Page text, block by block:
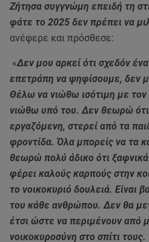
Ζήτησα συγγνώμη επειδή τη
φάτε το 2025 δεν πρέπει να
ανέφερε και πρόσθεσε:
«Δεν μου αρκεί ότι σχεδόν
επετράπη να ψηφίσουμε, δεν
Θέλω να νιώθω ισότιμη με
νιώθω υπό του. Δεν θεωρώ ότι
εργαζόμενη, στερεί από τα
φροντίδα. Όλα μπορείς να τα
θεωρώ πολύ άδικο ότι
φέρει καλούς καρπούς στην
το νοικοκυριό δουλειά. Είναι
του κάθε ανθρώπου. Δεν θα
έτσι ώστε να περιμένουν από
νοικοκυροσύνη στο σπίτι τους.